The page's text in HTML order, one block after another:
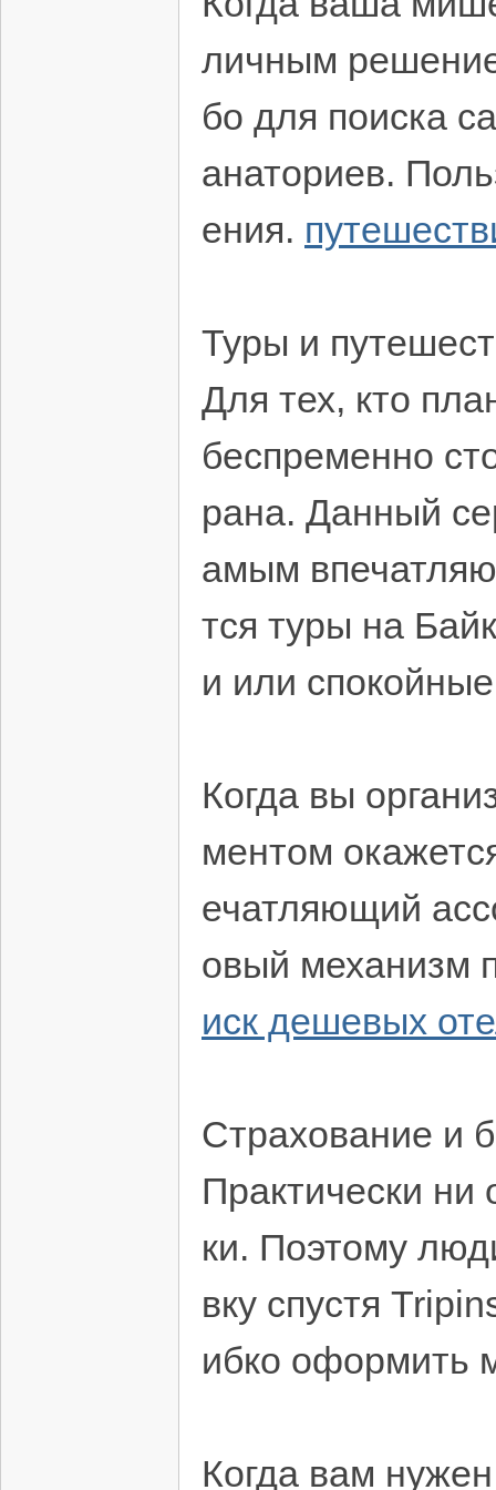
личным
бо для поиска
анаториев.
ения.
Туры и
Для тех, кто
беспременно
рана. Данный
амым
тся туры на
и или
Когда вы
ментом
ечатляющий
овый механизм
иск дешевых
Страхование и
Практически ни
ки. Поэтому
вку спустя
ибко оформить
Когда вам